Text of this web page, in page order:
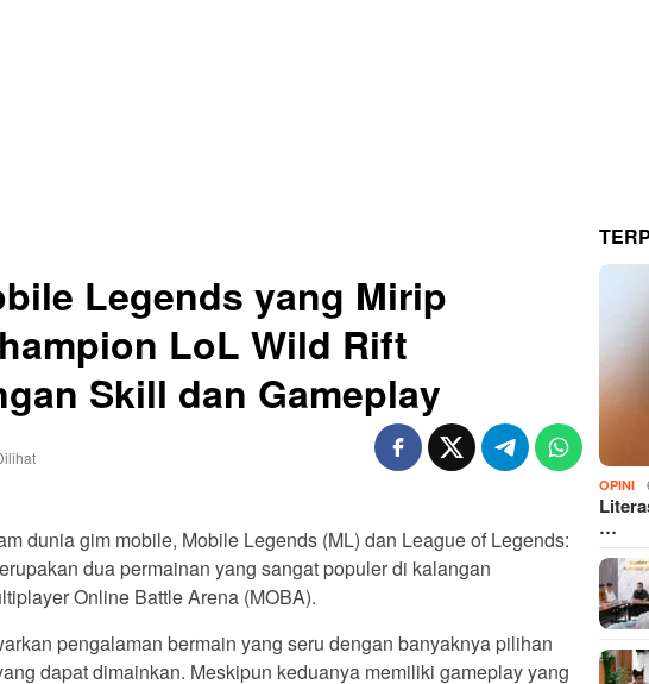
Legends yang Mirip
LoL Wild Rift
Skill dan Gameplay
dunia gim mobile, Mobile Legends (ML) dan League of Legends:
dua permainan yang sangat populer di kalangan
Online Battle Arena (MOBA).
pengalaman bermain yang seru dengan banyaknya pilihan
dapat dimainkan. Meskipun keduanya memiliki gameplay yang
OPINI
…